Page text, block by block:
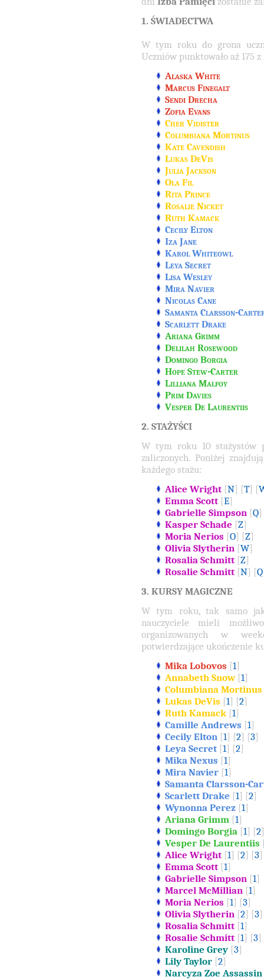
1. ŚWIADECTWA
W tym roku do grona
Uczniów punktowało aż 175
Alaska White
Marcus Finegalt
Sendi Drecha
Zofia Evans
Cher Vidister
Columbiana Mortinus
Kate Cavendish
Lukas DeVis
Julia Jackson
Ola Fil
Rita Prince
Rosalie Nicket
Ruth Kamack
Cecily Elton
Iza Jane
Karol Whiteowl
Leya Secret
Lisa Wesley
Mira Navier
Nicolas Cane
Samanta Clarsson-
Scarlett Drake
Ariana Grimm
Delilah Rosewood
Domingo Borgia
Hope Stew-Carter
Lilliana Malfoy
Prim Davies
Vesper De Laurentiis
2. STAŻYŚCI
W tym roku 10 stażystów
zaliczonych. Poniżej
każdego stażu:
Alice Wright [N] [T] [
Emma Scott [E]
Gabrielle Simpson [Q]
Kasper Schade [Z]
Moria Nerios [O] [Z]
Olivia Slytherin [W]
Rosalia Schmitt [Z]
Rosalie Schmitt [N] [Q
3. KURSY MAGICZNE
W tym roku, tak samo
nauczyciele mieli
organizowanych w
potwierdzające ukończenie
Mika Lobovos [1]
Annabeth Snow [1]
Columbiana Mortinus
Lukas DeVis [1] [2]
Ruth Kamack [1]
Camille Andrews [1]
Cecily Elton [1] [2] [3]
Leya Secret [1] [2]
Mika Nexus [1]
Mira Navier [1]
Samanta Clarsson-
Scarlett Drake [1] [2]
Wynonna Perez [1]
Ariana Grimm [1]
Domingo Borgia [1] [2]
Vesper De Laurentiis
Alice Wright [1] [2] [3]
Emma Scott [1]
Gabrielle Simpson [1]
Marcel McMillian [1]
Moria Nerios [1] [3]
Olivia Slytherin [2] [3]
Rosalia Schmitt [1]
Rosalie Schmitt [1] [3]
Karoline Grey [3]
Lily Taylor [2]
Narcyza Zoe Assassin